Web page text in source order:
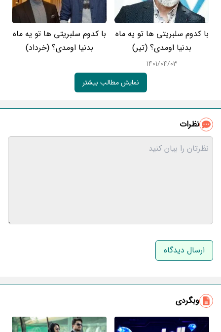
با کدوم سلبریتی ها تو یه ماه
بدنیا اومدی؟ (تیر)
۱۴۰۱/۰۴/۰۳
با کدوم سلبریتی ها تو یه ماه
بدنیا اومدی؟ (خرداد)
نمایش مطالب بیشتر
نظرات
نام و نام خانوادگی
وبگردی